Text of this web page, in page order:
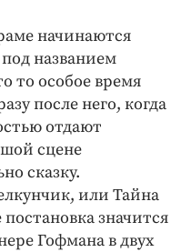
начинаются
названием
то особое время
после него, когда
отдают
сцене
сказку.
или Тайна
значится
Гофмана в двух